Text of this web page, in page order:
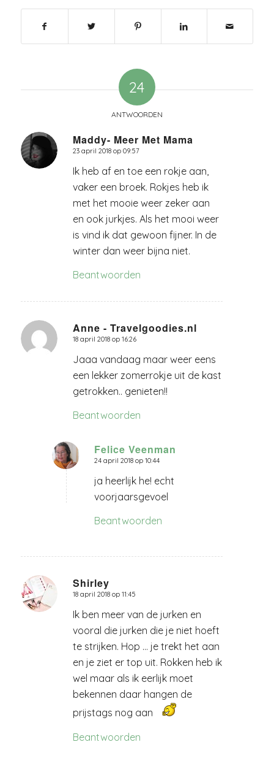
24
ANTWOORDEN
Maddy- Meer Met Mama
zegt:
23 april 2018 op 09:57
Ik heb af en toe een rokje aan,
vaker een broek. Rokjes heb ik
met het mooie weer zeker aan
en ook jurkjes. Als het mooi weer
is vind ik dat gewoon fijner. In de
winter dan weer bijna niet.
Beantwoorden
Anne - Travelgoodies.nl
zegt:
18 april 2018 op 16:26
Jaaa vandaag maar weer eens
een lekker zomerrokje uit de kast
getrokken.. genieten!!
Beantwoorden
Felice Veenman
zegt:
24 april 2018 op 10:44
ja heerlijk he! echt
voorjaarsgevoel
Beantwoorden
Shirley
zegt:
18 april 2018 op 11:45
Ik ben meer van de jurken en
vooral die jurken die je niet hoeft
te strijken. Hop … je trekt het aan
en je ziet er top uit. Rokken heb ik
wel maar als ik eerlijk moet
bekennen daar hangen de
prijstags nog aan
Beantwoorden